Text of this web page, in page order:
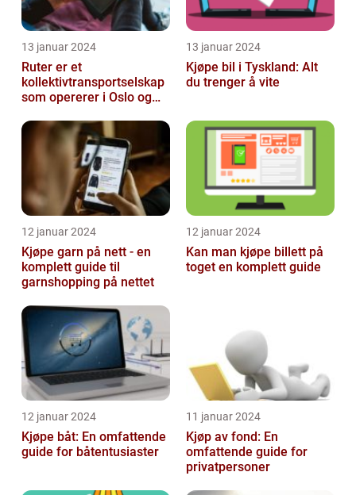
13 januar 2024
Ruter er et
kollektivtransportselskap
som opererer i Oslo og
13 januar 2024
Kjøpe bil i Tyskland: Alt
du trenger å vite
12 januar 2024
Kjøpe garn på nett - en
komplett guide til
garnshopping på nettet
12 januar 2024
Kan man kjøpe billett på
toget en komplett guide
12 januar 2024
Kjøpe båt: En omfattende
guide for båtentusiaster
11 januar 2024
Kjøp av fond: En
omfattende guide for
privatpersoner